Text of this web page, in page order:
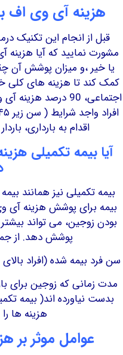
آی وی اف با
انجام این تکنیک درمانی،
که آیا هزینه آی وی
،و میزان پوشش آن چقدر
تا هزینه های کلی خود را
اجتماعی، 90 درصد هزینه آی
افراد
اقدام به بارداری، باردار
تکمیلی هزینه
دهد؟
نیز همانند بیمه
پوشش هزینه آی وی اف
می تواند بیشتر هزینه
پوشش دهد. از جمله این
(افراد بالای 40 سال شامل این بیمه نمی شوند)
که زوجین برای باردار
هزینه ها را
موثر بر